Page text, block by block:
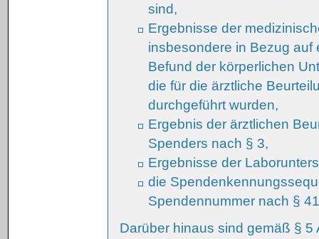
sind,
Ergebnisse der
insbesondere in Bezug auf
Befund der körperlichen
die für die ärztliche
durchgeführt wurden,
Ergebnis der ärztlichen
Spenders nach § 3,
Ergebnisse der
die
Spendennummer nach §
Darüber hinaus sind gemäß §